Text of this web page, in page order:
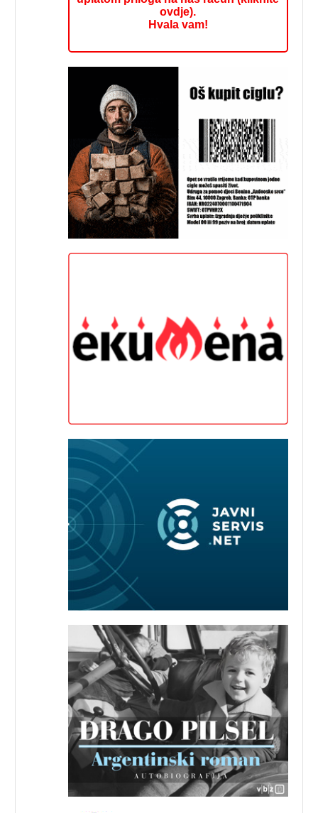
ovdje).
Hvala vam!